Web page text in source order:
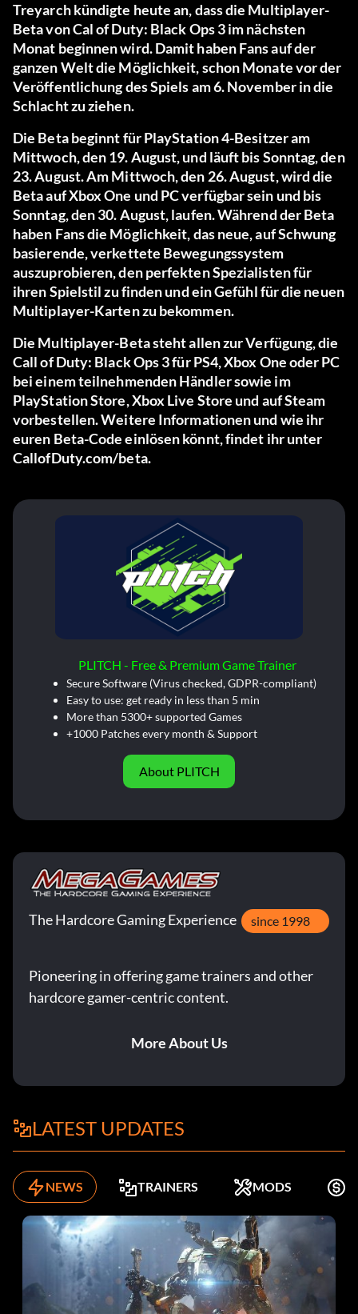
Treyarch kündigte heute an, dass die Multiplayer-
Beta von Cal of Duty: Black Ops 3 im nächsten
Monat beginnen wird. Damit haben Fans auf der
ganzen Welt die Möglichkeit, schon Monate vor der
Veröffentlichung des Spiels am 6. November in die
Schlacht zu ziehen.
Die Beta beginnt für PlayStation 4-Besitzer am
Mittwoch, den 19. August, und läuft bis Sonntag, den
23. August. Am Mittwoch, den 26. August, wird die
Beta auf Xbox One und PC verfügbar sein und bis
Sonntag, den 30. August, laufen. Während der Beta
haben Fans die Möglichkeit, das neue, auf Schwung
basierende, verkettete Bewegungssystem
auszuprobieren, den perfekten Spezialisten für
ihren Spielstil zu finden und ein Gefühl für die neuen
Multiplayer-Karten zu bekommen.
Die Multiplayer-Beta steht allen zur Verfügung, die
Call of Duty: Black Ops 3 für PS4, Xbox One oder PC
bei einem teilnehmenden Händler sowie im
PlayStation Store, Xbox Live Store und auf Steam
vorbestellen. Weitere Informationen und wie ihr
euren Beta-Code einlösen könnt, findet ihr unter
CallofDuty.com/beta.
PLITCH - Free & Premium Game Trainer
Secure Software (Virus checked, GDPR-compliant)
Easy to use: get ready in less than 5 min
More than 5300+ supported Games
+1000 Patches every month & Support
About PLITCH
The Hardcore Gaming Experience since 1998
Pioneering in offering game trainers and other
hardcore gamer-centric content.
More About Us
LATEST UPDATES
NEWS TRAINERS MODS